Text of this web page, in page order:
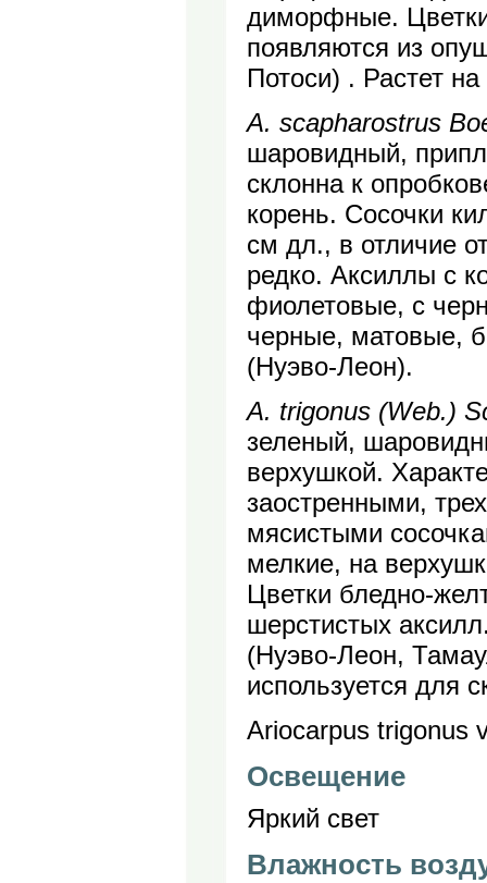
диморфные.
появляются из
Потоси) . Растет
A. scapharostrus
шаровидный,
склонна к
корень. Сосочки
см дл., в отличие
редко. Аксиллы с
фиолетовые, с
черные, матовые,
(Нуэво-Леон).
A. trigonus (Web.)
зеленый,
верхушкой.
заостренными,
мясистыми
мелкие, на
Цветки бледно-
шерстистых
(Нуэво-Леон,
используется для
Ariocarpus trigonus
Освещение
Яркий свет
Влажность